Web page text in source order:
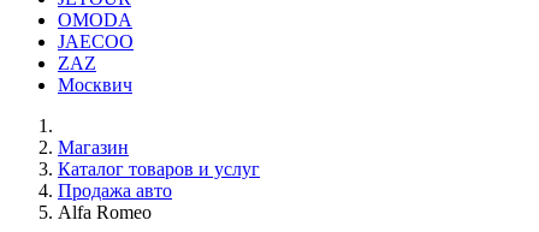
OMODA
JAECOO
ZAZ
Москвич
Магазин
Каталог товаров и услуг
Продажа авто
Alfa Romeo